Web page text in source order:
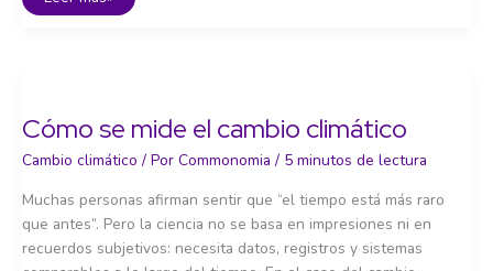
visibles
Cómo se mide el cambio climático
Cambio climático / Por Commonomia / 5 minutos de lectura
Muchas personas afirman sentir que “el tiempo está más raro
que antes”. Pero la ciencia no se basa en impresiones ni en
recuerdos subjetivos: necesita datos, registros y sistemas